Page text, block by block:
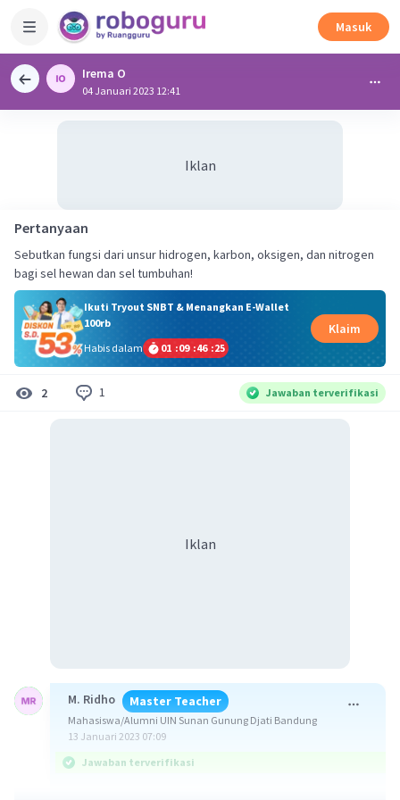
Masuk
Irema O
04 Januari 2023 12:41
Iklan
Pertanyaan
Sebutkan fungsi dari unsur hidrogen, karbon, oksigen, dan nitrogen
bagi sel hewan dan sel tumbuhan!
Ikuti Tryout SNBT & Menangkan E-Wallet
100rb
Habis dalam
01 :09 :46 :24
Klaim
2 1 Jawaban terverifikasi
Iklan
M. Ridho Master Teacher
Mahasiswa/Alumni UIN Sunan Gunung Djati Bandung
13 Januari 2023 07:09
Jawaban terverifikasi